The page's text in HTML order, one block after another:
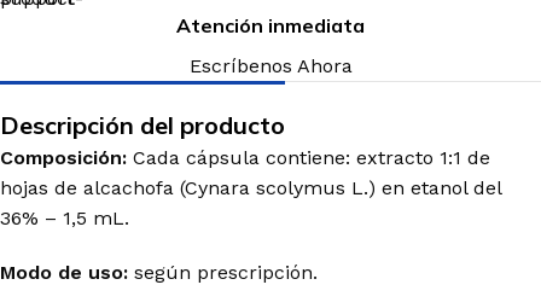
Atención inmediata
Escríbenos Ahora
Descripción del producto
Composición: Cada cápsula contiene: extracto 1:1 de
hojas de alcachofa (Cynara scolymus L.) en etanol del
36% – 1,5 mL.
Modo de uso: según prescripción.